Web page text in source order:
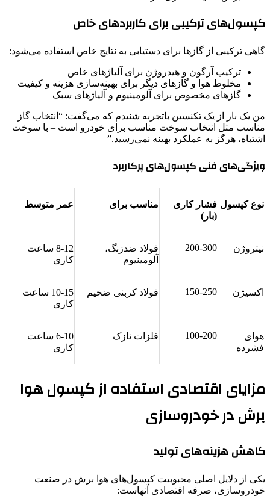
کپسول‌های ترکیبی برای کاربردهای خاص
گاهی ترکیبی از گازها برای دستیابی به نتایج خاص استفاده می‌شود:
ترکیب آرگون و هیدروژن برای آلیاژهای خاص
مخلوط هوا و گازهای دیگر برای بهینه‌سازی هزینه و کیفیت
گازهای مخصوص برای آلومینیوم و آلیاژهای سبک
من یک بار از یک تکنسین باتجربه شنیدم که می‌گفت: “انتخاب گاز
مناسب مثل انتخاب سوخت مناسب برای خودرو است – با سوخت
اشتباه، هرگز به عملکرد بهینه نمی‌رسید.”
ویژگی‌های فنی کپسول‌های پرکاربرد
نوع کپسول فشار کاری
(بار)
مناسب برای عمر متوسط
نیتروژن 200-300
فولاد ضدزنگ،
آلومینیوم
8-12 ساعت
کاری
اکسیژن 150-250 فولاد کربنی ضخیم
10-15 ساعت
کاری
هوای
فشرده
100-200 فلزات نازک
6-10 ساعت
کاری
مزایای اقتصادی استفاده از کپسول هوا
برش در خودروسازی
کاهش هزینه‌های تولید
یکی از دلایل اصلی محبوبیت کپسول‌های هوا برش در صنعت
خودروسازی، صرفه اقتصادی آنهاست: